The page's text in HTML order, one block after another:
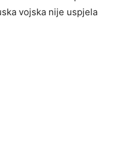
vojska nije uspjela